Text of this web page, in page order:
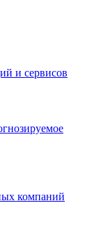
и сервисов
компаний